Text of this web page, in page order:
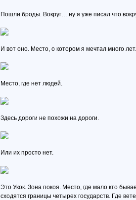
Пошли броды. Вокруг… ну я уже писал что
И вот оно. Место, о котором я мечтал много лет.
Место, где нет людей.
Здесь дороги не похожи на дороги.
Или их просто нет.
Это Укок. Зона покоя. Место, где мало кто
сходятся границы четырех государств. Где